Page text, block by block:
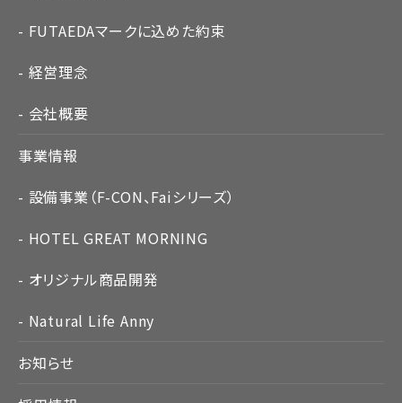
FUTAEDAマークに込めた約束
経営理念
会社概要
事業情報
設備事業（F-CON、Faiシリーズ）
HOTEL GREAT MORNING
オリジナル商品開発
Natural Life Anny
お知らせ